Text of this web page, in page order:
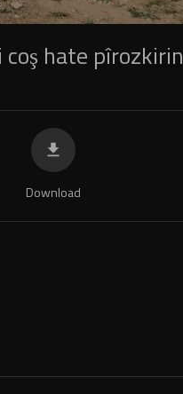
coş hate pîrozkirin
Download